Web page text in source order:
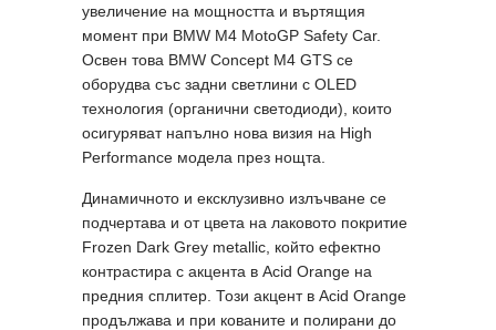
увеличение на мощността и въртящия
момент при BMW M4 MotoGP Safety Car.
Освен това BMW Concept M4 GTS се
оборудва със задни светлини с OLED
технология (органични светодиоди), които
осигуряват напълно нова визия на High
Performance модела през нощта.
Динамичното и ексклузивно излъчване се
подчертава и от цвета на лаковото покритие
Frozen Dark Grey metallic, който ефектно
контрастира с акцента в Acid Orange на
предния сплитер. Този акцент в Acid Orange
продължава и при кованите и полирани до